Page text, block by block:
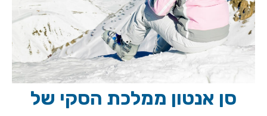
סן אנטון ממלכת הסקי של